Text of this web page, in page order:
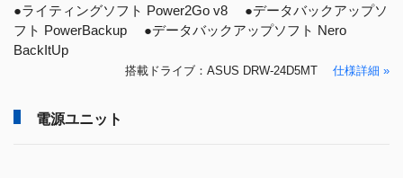
●ライティングソフト Power2Go v8 ●データバックアップソ
フト PowerBackup ●データバックアップソフト Nero
BackItUp
搭載ドライブ：ASUS DRW-24D5MT 仕様詳細 »
電源ユニット